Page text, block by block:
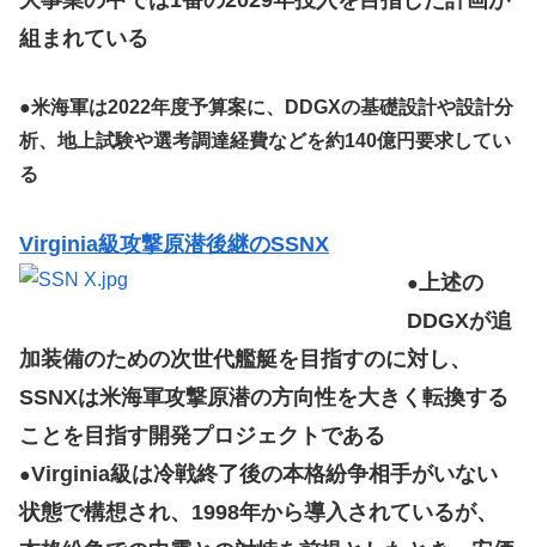
組まれている
●米海軍は2022年度予算案に、DDGXの基礎設計や設計分
析、地上試験や選考調達経費などを約140億円要求してい
る
Virginia級攻撃原潜後継のSSNX
●
上述の
DDGXが追
加装備のための次世代艦艇を目指すのに対し、
SSNXは米海軍攻撃原潜の方向性を大きく転換する
ことを目指す開発プロジェクトである
●Virginia級は冷戦終了後の本格紛争相手がいない
状態で構想され、1998年から導入されているが、